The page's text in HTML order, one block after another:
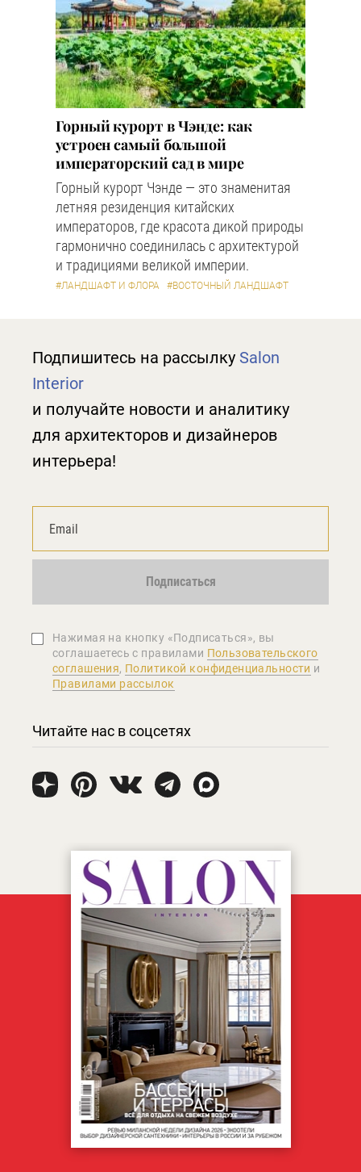
Горный курорт в Чэнде: как
устроен самый большой
императорский сад в мире
Горный курорт Чэнде — это знаменитая
летняя резиденция китайских
императоров, где красота дикой природы
гармонично соединилась с архитектурой
и традициями великой империи.
#ЛАНДШАФТ И ФЛОРА #ВОСТОЧНЫЙ ЛАНДШАФТ
Подпишитесь на рассылку Salon
Interior
и получайте новости и аналитику
для архитекторов и дизайнеров
интерьера!
Подписаться
Нажимая на кнопку «Подписаться», вы
соглашаетеcь с правилами Пользовательского
соглашения, Политикой конфиденциальности и
Правилами рассылок
Читайте нас в соцсетях